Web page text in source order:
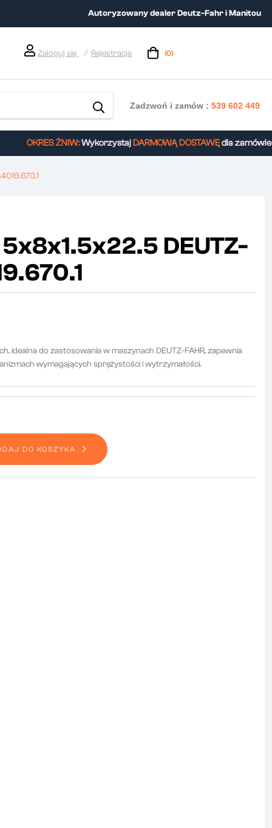
Autoryzowany dealer Deutz-Fahr i Manitou
Zaloguj się Rejestracja (0)
Zadzwoń i zamów :539 602 449
OKRES ŻNIW:WykorzystajDARMOWĄ DOSTAWĘdla zamówień
5x8x1.5x22.5 DEUTZ-
idealna do zastosowania w maszynach DEUTZ-FAHR, zapewnia
wymagających sprężystości i wytrzymałości.
DO KOSZYKA